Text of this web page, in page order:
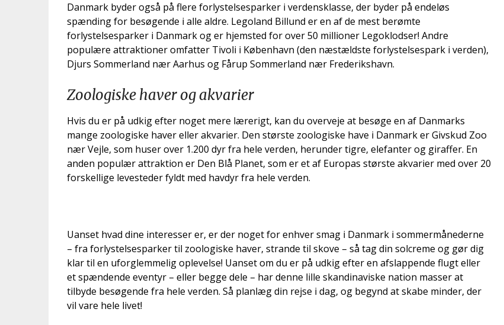
Danmark byder også på flere forlystelsesparker i verdensklasse, der byder på endeløs
spænding for besøgende i alle aldre. Legoland Billund er en af de mest berømte
forlystelsesparker i Danmark og er hjemsted for over 50 millioner Legoklodser! Andre
populære attraktioner omfatter Tivoli i København (den næstældste forlystelsespark i verden),
Djurs Sommerland nær Aarhus og Fårup Sommerland nær Frederikshavn.
Zoologiske haver og akvarier
Hvis du er på udkig efter noget mere lærerigt, kan du overveje at besøge en af Danmarks
mange zoologiske haver eller akvarier. Den største zoologiske have i Danmark er Givskud Zoo
nær Vejle, som huser over 1.200 dyr fra hele verden, herunder tigre, elefanter og giraffer. En
anden populær attraktion er Den Blå Planet, som er et af Europas største akvarier med over 20
forskellige levesteder fyldt med havdyr fra hele verden.
Uanset hvad dine interesser er, er der noget for enhver smag i Danmark i sommermånederne
– fra forlystelsesparker til zoologiske haver, strande til skove – så tag din solcreme og gør dig
klar til en uforglemmelig oplevelse! Uanset om du er på udkig efter en afslappende flugt eller
et spændende eventyr – eller begge dele – har denne lille skandinaviske nation masser at
tilbyde besøgende fra hele verden. Så planlæg din rejse i dag, og begynd at skabe minder, der
vil vare hele livet!